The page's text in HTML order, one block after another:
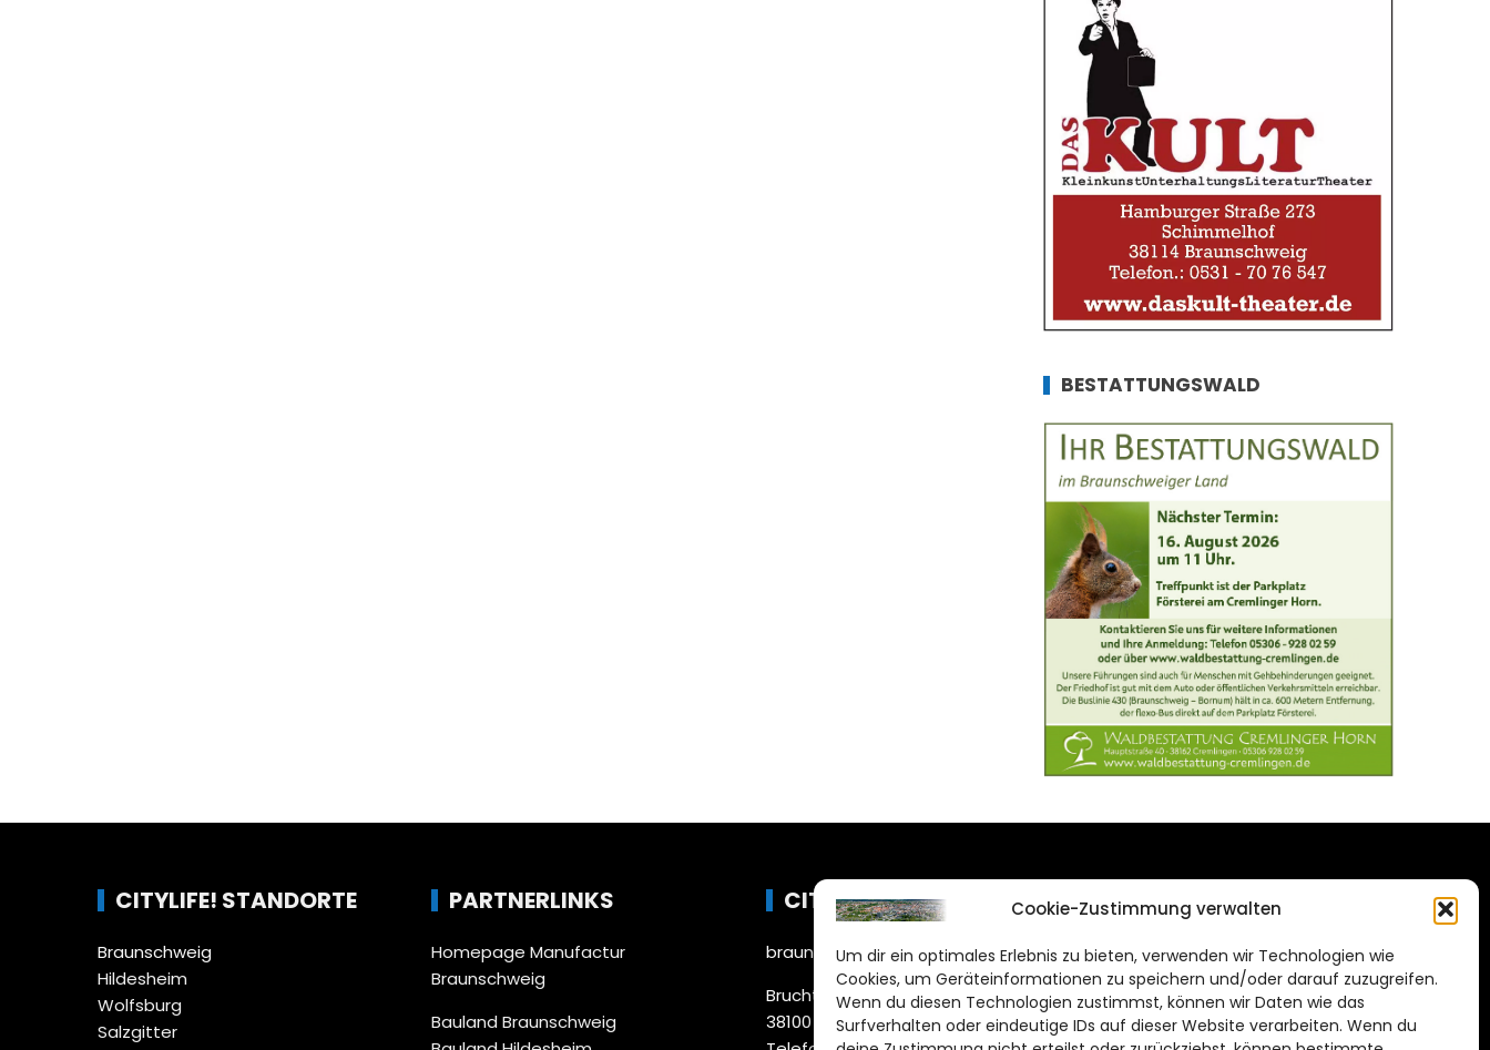
Cookie-Zustimmung verwalten
Um dir ein optimales Erlebnis zu bieten, verwenden wir Technologien wie
Cookies, um Geräteinformationen zu speichern und/oder darauf zuzugreifen.
Wenn du diesen Technologien zustimmst, können wir Daten wie das
Surfverhalten oder eindeutige IDs auf dieser Website verarbeiten. Wenn du
BESTATTUNGSWALD
CITYLIFE! STANDORTE
Braunschweig
Hildesheim
Wolfsburg
Salzgitter
PARTNERLINKS
Homepage Manufactur
Braunschweig
Bauland Braunschweig
CITYLIFE!
braunschweig@citylifemedien.de
Bruchtorwall 12
38100 Braunschweig
DAS STADTMAGAZIN
FÜR BRAUNSCHWEIG
Impressum
Datenschutzerklärung
Cookie Richtlinie